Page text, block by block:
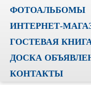
ФОТОАЛЬБОМЫ
ИНТЕРНЕТ-
ГОСТЕВАЯ
ДОСКА
КОНТАКТЫ